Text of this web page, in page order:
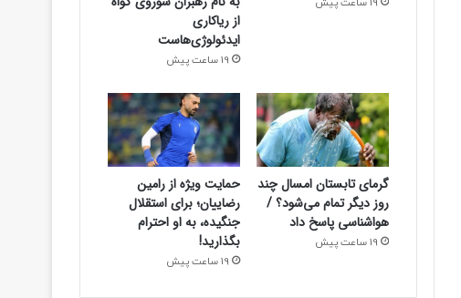
از ریاکاری
ایدئولوژی‌هاست
19 ساعت پیش
گرمای تابستان امسال چند
روز دیگر تمام می‌شود؟ /
هواشناسی پاسخ داد
19 ساعت پیش
حمایت ویژه از رامین
رضاییان؛ برای استقلال
جنگیده، به او احترام
بگذارید!
19 ساعت پیش